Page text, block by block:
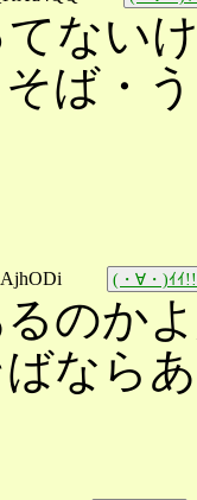
ない
ば・
(・∀・)ｲｲ!!
のか
なら